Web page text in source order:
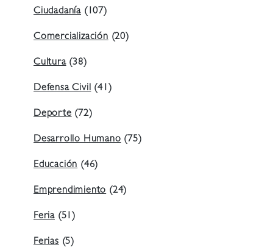
Ciudadanía (107)
Comercialización (20)
Cultura(38)
Defensa Civil (41)
Deporte (72)
Desarrollo Humano (75)
Educación (46)
Emprendimiento (24)
Feria (51)
Ferias (5)